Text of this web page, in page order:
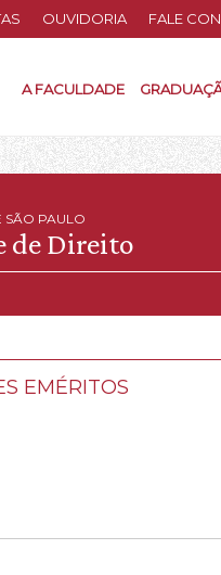
OUVIDORIA FALE
A FACULDADE
SÃO PAULO
de Direito
EMÉRITOS